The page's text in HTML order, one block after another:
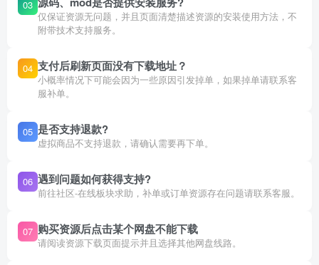
03
仅保证资源无问题，并且页面清楚描述资源的安装使用方法，不
附带技术支持服务。
04 支付后刷新页面没有下载地址？
小概率情况下可能会因为一些原因引发掉单，如果掉单请联系客
服补单。
05 是否支持退款?
虚拟商品不支持退款，请确认需要再下单。
06 遇到问题如何获得支持?
前往社区-在线板块求助，补单或订单资源存在问题请联系客服。
07 购买资源后点击某个网盘不能下载
请阅读资源下载页面提示并且选择其他网盘线路。